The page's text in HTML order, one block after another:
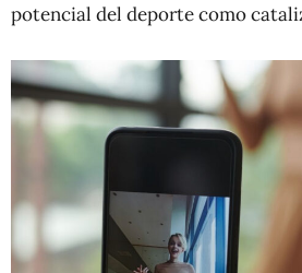
potencial del deporte como